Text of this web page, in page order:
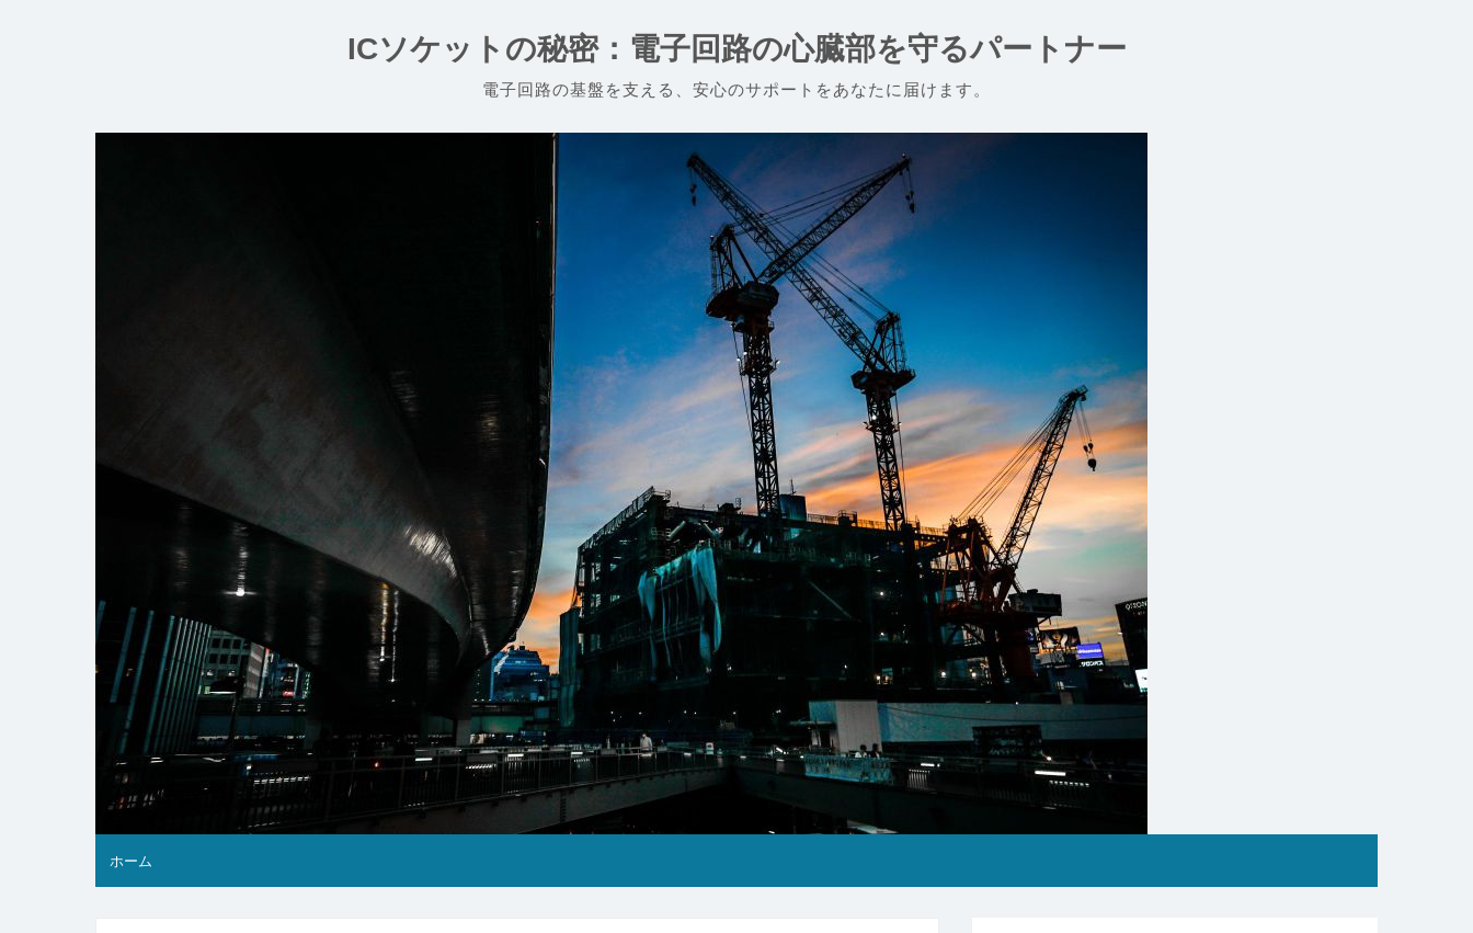
ICソケットの秘密：電子回路の心臓部を守るパートナー
電子回路の基盤を支える、安心のサポートをあなたに届けます。
ホーム